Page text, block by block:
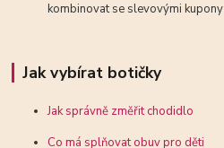
kombinovat se slevovými kupony
Jak vybírat botičky
Jak správně změřit chodidlo
Co má splňovat obuv pro děti